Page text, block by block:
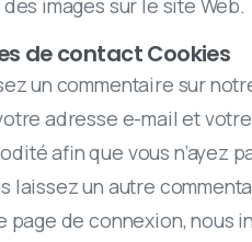
images sur le site Web.
de contact Cookies
un commentaire sur
adresse e-mail et
afin que vous n’ayez
laissez un autre
page de connexion, nous